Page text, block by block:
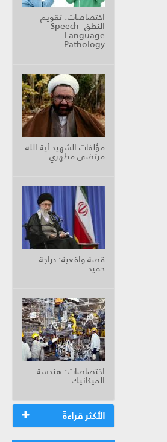
اختصاصات: تقويم
النطق Speech-
Language
Pathology
مؤلفات الشهيد آية الله
مرتضى مطهري
قصة واقعية: دراجة
حميد
اختصاصات: هندسة
الميكانيك
الأكثر قراءةً